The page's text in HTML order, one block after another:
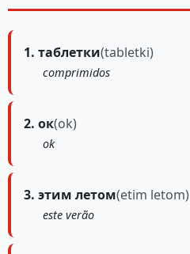
1. таблетки(tabletki)
comprimidos
2. ок(ok)
ok
3. этим летом(etim letom)
este verão